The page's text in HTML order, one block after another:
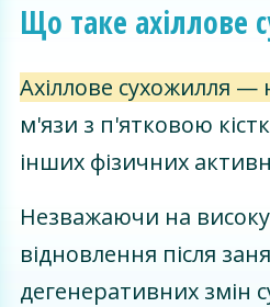
Що таке ахіллове
Ахіллове сухожилля —
м'язи з п'ятковою
інших фізичних
Незважаючи на високу
відновлення після
дегенеративних змін